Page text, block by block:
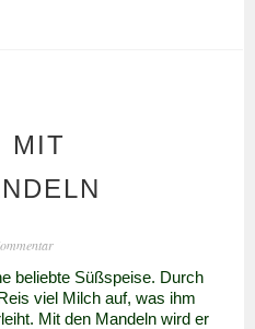
MIT
beliebte Süßspeise. Durch
viel Milch auf, was ihm
Mit den Mandeln wird er